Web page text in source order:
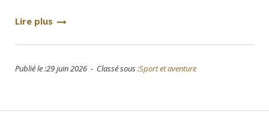
Lire plus
Publié le :29 juin 2026 - Classé sous :Sport et aventure